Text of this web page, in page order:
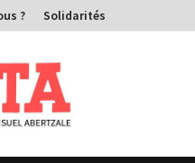
? Solidarités